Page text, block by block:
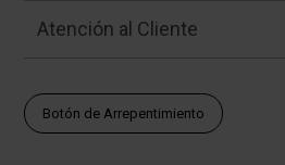
Atención al Cliente
Botón de Arrepentimiento